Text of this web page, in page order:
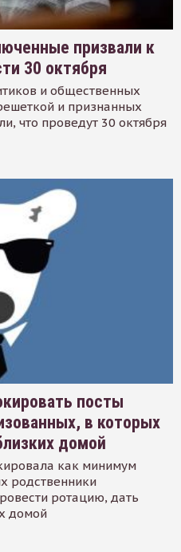
призвали к
30 октября
и общественных
и признанных
что проведут 30 октября
посты
в которых
домой
как минимум
родственники
ротацию, дать
домой